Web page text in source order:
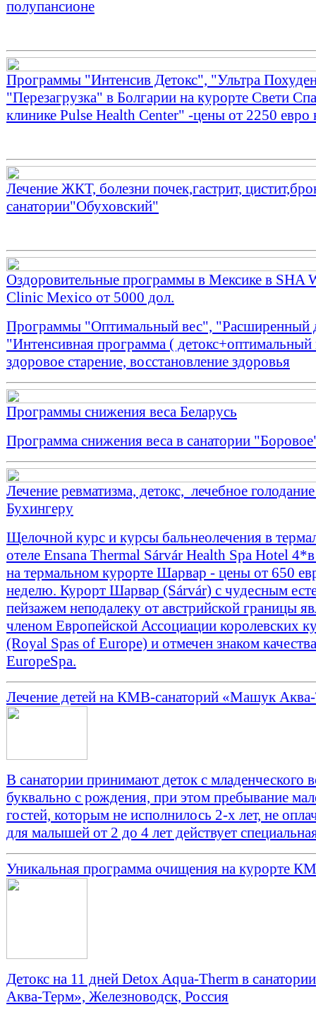
полупансионе
Программы "Интенсив Детокс", "Ультра
"Перезагрузка" в Болгарии на курорте Свети
клинике Pulse Health Center" -цены от 2250 евро
Лечение ЖКТ, болезни почек,гастрит,
санатории"Обуховский"
Оздоровительные программы в Мексике в SHA
Clinic Mexico от 5000 дол.
Программы "Оптимальный вес", "Расширенный
"Интенсивная программа ( детокс+оптимальный
здоровое старение, восстановление здоровья
Программы снижения веса Беларусь
Программа снижения веса в санатории
Лечение ревматизма, детокс, лечебное
Бухингеру
Щелочной курс и курсы бальнеолечения в
отеле Ensana Thermal Sárvár Health Spa Hotel
на термальном курорте Шарвар - цены от 650
неделю. Курорт Шарвар (Sárvár) с чудесным
пейзажем неподалеку от австрийской границы
членом Европейской Ассоциации королевских
(Royal Spas of Europe) и отмечен знаком качества
EuropeSpa.
Лечение детей на КМВ-санаторий «Машук
В санатории принимают деток с младенческого
буквально с рождения, при этом пребывание
гостей, которым не исполнилось 2-х лет, не
для малышей от 2 до 4 лет действует
Уникальная программа очищения на курорте
Детокс на 11 дней Detox Aqua-Therm в
Аква-Терм», Железноводск, Россия